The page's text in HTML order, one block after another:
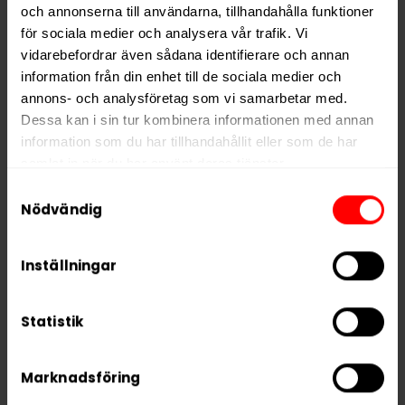
och annonserna till användarna, tillhandahålla funktioner
för sociala medier och analysera vår trafik. Vi
vidarebefordrar även sådana identifierare och annan
information från din enhet till de sociala medier och
annons- och analysföretag som vi samarbetar med.
Dessa kan i sin tur kombinera informationen med annan
information som du har tillhandahållit eller som de har
We work with
who may receive and
Nödvändig
Inställningar
Statistik
Marknadsföring
Vikt per dosa
10 g
Portioner per dosa
20
Vikt per portion
0,5 g
Varumärke
Nued
Tillverkare
Vont AB